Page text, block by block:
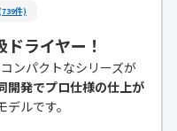
件)
ライヤー！
ンパクトなシリーズが
開発でプロ仕様の仕上が
デルです。